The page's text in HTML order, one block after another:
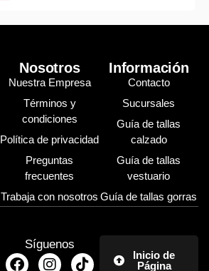
Nosotros
Nuestra Empresa
Términos y
condiciones
Política de privacidad
Preguntas
frecuentes
Trabaja con nosotros
Información
Contacto
Sucursales
Guía de tallas
calzado
Guía de tallas
vestuario
Guía de tallas gorras
Síguenos
Inicio de
Página